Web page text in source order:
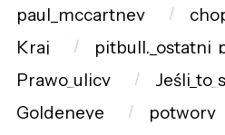
paul_mccartney
Kraj
Prawo_ulicy
Goldeneye
potwory